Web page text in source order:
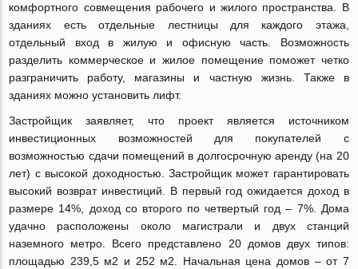
комфортного совмещения рабочего и жилого пространства. В
зданиях есть отдельные лестницы для каждого этажа,
отдельный вход в жилую и офисную часть. Возможность
разделить коммерческое и жилое помещение поможет четко
разграничить работу, магазины и частную жизнь. Также в
зданиях можно установить лифт.
Застройщик заявляет, что проект является источником
инвестиционных возможностей для покупателей с
возможностью сдачи помещений в долгосрочную аренду (на 20
лет) с высокой доходностью. Застройщик может гарантировать
высокий возврат инвестиций. В первый год ожидается доход в
размере 14%, доход со второго по четвертый год – 7%. Дома
удачно расположены около магистрали и двух станций
наземного метро. Всего представлено 20 домов двух типов:
площадью 239,5 м2 и 252 м2. Начальная цена домов – от 7